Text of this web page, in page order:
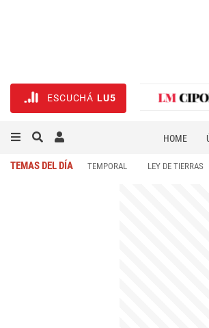
ESCUCHÁ LU5
HOME
TEMAS DEL DÍA TEMPORAL LEY DE TIERRAS